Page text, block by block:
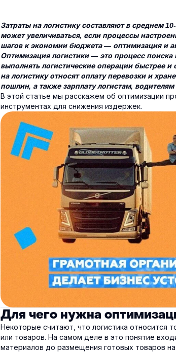
Затраты на логистику составляют в среднем
может увеличиваться, если процессы
шагов к экономии бюджета — оптимизация и
Оптимизация логистики — это процесс
выполнять логистические операции быстрее
на логистику относят оплату перевозки и
пошлин, а также зарплату логистам,
В этой статье мы расскажем об оптимизации
инструментах для снижения издержек.
Для чего нужна
Некоторые считают, что логистика относится
или товаров. На самом деле в это понятие
материалов до размещения готовых товаров